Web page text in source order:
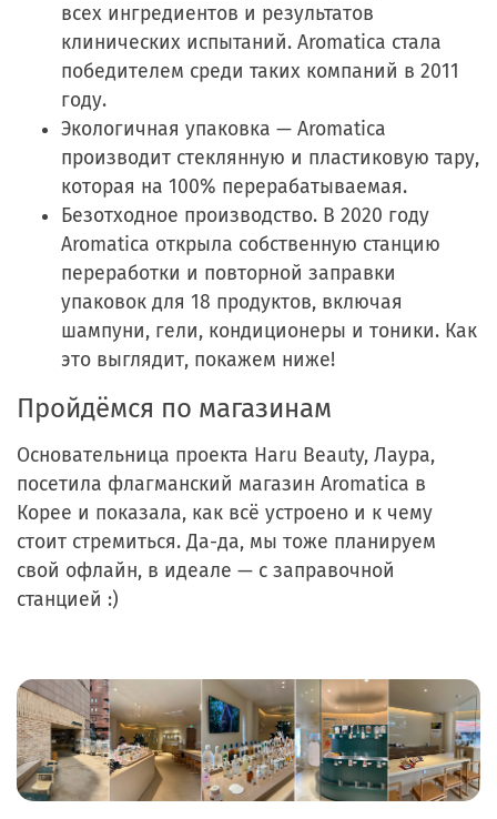
всех ингредиентов и результатов
клинических испытаний. Aromatica стала
победителем среди таких компаний в 2011
году.
Экологичная упаковка — Aromatica
производит стеклянную и пластиковую тару,
которая на 100% перерабатываемая.
Безотходное производство. В 2020 году
Aromatica открыла собственную станцию
переработки и повторной заправки
упаковок для 18 продуктов, включая
шампуни, гели, кондиционеры и тоники. Как
это выглядит, покажем ниже!
Пройдёмся по магазинам
Основательница проекта Haru Beauty, Лаура,
посетила флагманский магазин Aromatica в
Корее и показала, как всё устроено и к чему
стоит стремиться. Да-да, мы тоже планируем
свой офлайн, в идеале — с заправочной
станцией :)